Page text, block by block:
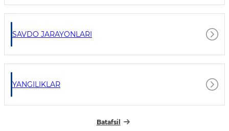
SAVDO JARAYONLARI
YANGILIKLAR
Batafsil